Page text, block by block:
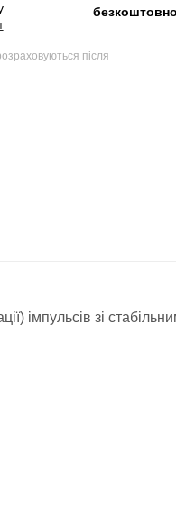
безкоштовно
після
імпульсів зі